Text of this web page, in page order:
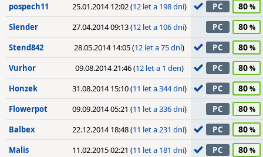
pospech11 25.01.2014 12:02 (12 let a 198 dní) PC 80
Slender 27.04.2014 09:13 (12 let a 106 dní) PC 80
Stend842 28.05.2014 14:05 (12 let a 75 dní) PC 80
Vurhor 09.08.2014 21:46 (12 let a 1 den) PC 80
Honzek 31.08.2014 15:10 (11 let a 344 dní) PC 80
Flowerpot 09.09.2014 05:21 (11 let a 336 dní) PC 80
Balbex 22.12.2014 18:48 (11 let a 231 dní) PC 80
Malis 11.02.2015 02:21 (11 let a 181 dní) PC 80